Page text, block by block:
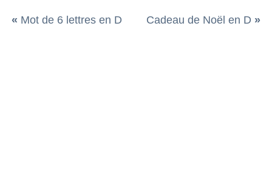
« Mot de 6 lettres en D Cadeau de Noël en D »